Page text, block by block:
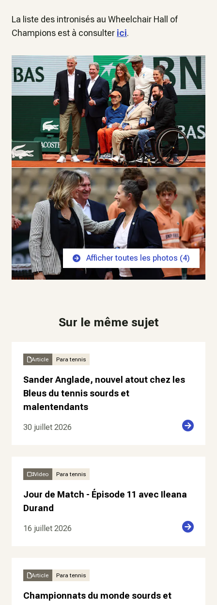
La liste des intronisés au Wheelchair Hall of
Champions est à consulter ici.
Afficher toutes les photos (4)
Sur le même sujet
Article Para tennis
Sander Anglade, nouvel atout chez les
Bleus du tennis sourds et
malentendants
30 juillet 2026
Video Para tennis
Jour de Match - Épisode 11 avec Ileana
Durand
16 juillet 2026
Article Para tennis
Championnats du monde sourds et